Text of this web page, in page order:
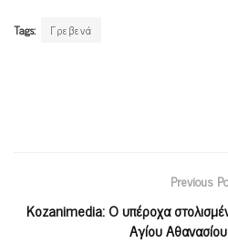
Tags: Γρεβενά
Previous
Kozanimedia: Ο υπέροχα
Αγίου